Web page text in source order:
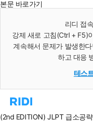
본문 바로가기
리디 접
강제 새로 고침(Ctrl + F5)
계속해서 문제가 발생한
하고 대응
테스
리
홈
(2nd EDITION) JLPT 급소공